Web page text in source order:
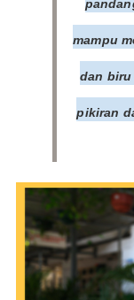
mampu
dan biru
pikiran